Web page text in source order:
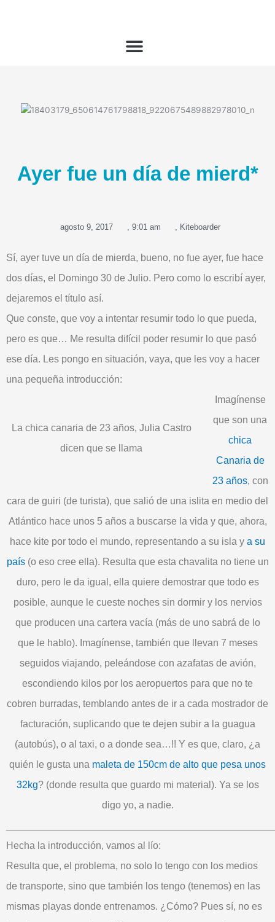
Ayer fue un día de mierd*
agosto 9, 2017 , 9:01 am , Kiteboarder
Sí, ayer tuve un día de mierda, bueno, no fue ayer, fue hace
dos días, el
Domingo 30 de Julio. Pero como lo escribí ayer,
dejaremos el título así.
Que conste, que voy a intentar resumir todo lo que pueda,
pero es que… Me resulta difícil poder resumir lo que pasó
ese día. Les pongo en situación, vaya, que les voy a hacer
una pequeña introducción:
La chica canaria de 23 años, Julia Castro
dicen que se llama
Imagínense
que son una
chica
Canaria de
23 años, con
cara de guiri (de turista), que salió de una islita en medio del
Atlántico hace unos5 añosa buscarse la vida y que, ahora,
hace kite por todo el mundo, representando a su isla y a su
país(o eso cree ella). Resulta que esta chavalita no tiene un
duro, pero le da igual, ella quiere demostrar que todo es
posible, aunque le cueste noches sin dormir y los nervios
que producen una cartera vacía (más de uno sabrá de lo
que le hablo). Imagínense, también que llevan 7 meses
seguidos viajando, peleándose con azafatas de avión,
escondiendo kilos por los aeropuertos para que no te
cobren burradas, temblando antes de ir a cada mostrador de
facturación, suplicando que te dejen subir a la guagua
(autobús), o al taxi, o a donde sea…!! Y es que, claro, ¿a
quién le gusta una maleta de 150cm de alto que pesa unos
32kg? (donde resulta que guardo mi material). Ya se los
digo yo, a nadie.
Hecha la introducción, vamos al lío:
Resulta que, el problema, no solo lo tengo con los medios
de transporte, sino que también los tengo (tenemos) en las
mismas playas donde entrenamos. ¿Cómo? Pues sí, no es